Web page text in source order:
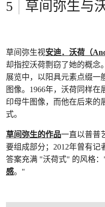
草间弥生与
草间弥生视安迪．沃荷（
却指控沃荷剽窃了她的概念
展览中，以阳具元素点缀一
图像。1966年，沃荷同样
印母牛图像，而他在后来的
式。
草间弥生的作品一直以普普
要组成部分；2012年曾有记
答案充满 "沃荷式" 的风格：
感。"